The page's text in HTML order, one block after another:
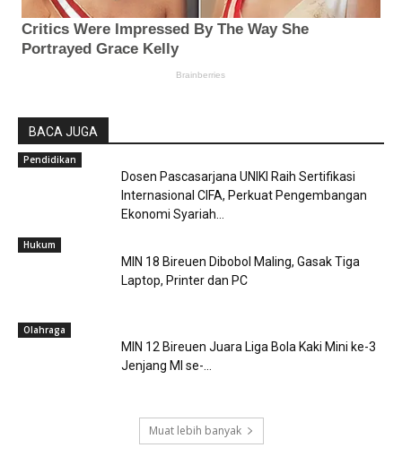
BACA JUGA
Pendidikan
Dosen Pascasarjana UNIKI Raih Sertifikasi
Internasional CIFA, Perkuat Pengembangan
Ekonomi Syariah...
Hukum
MIN 18 Bireuen Dibobol Maling, Gasak Tiga
Laptop, Printer dan PC
Olahraga
MIN 12 Bireuen Juara Liga Bola Kaki Mini ke-3
Jenjang MI se-...
Muat lebih banyak